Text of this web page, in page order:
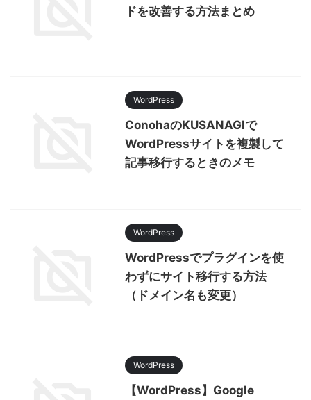
ドを改善する方法まとめ
WordPress
ConohaのKUSANAGIで
WordPressサイトを複製して
記事移行するときのメモ
WordPress
WordPressでプラグインを使
わずにサイト移行する方法
（ドメイン名も変更）
WordPress
【WordPress】Google